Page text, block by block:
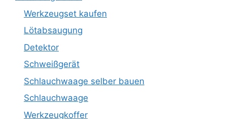
Werkzeugset kaufen
Lötabsaugung
Detektor
Schweißgerät
Schlauchwaage selber bauen
Schlauchwaage
Werkzeugkoffer